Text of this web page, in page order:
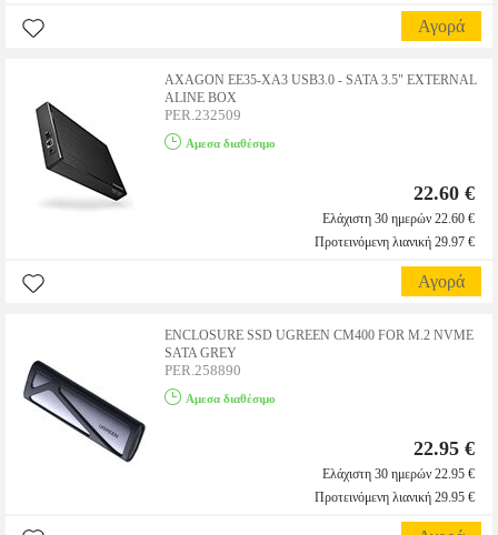
Αγορά
AXAGON ΕΕ35-ΧΑ3 USΒ3.0 - SΑΤΑ 3.5" ΕΧΤΕRΝΑL
ΑLΙΝΕ ΒΟΧ
PER.232509
Αμεσα διαθέσιμο
22.60 €
Ελάχιστη 30 ημερών 22.60 €
Προτεινόμενη λιανική 29.97 €
Αγορά
ENCLOSURE SSD UGREEN CM400 FOR M.2 NVME
SATA GREY
PER.258890
Αμεσα διαθέσιμο
22.95 €
Ελάχιστη 30 ημερών 22.95 €
Προτεινόμενη λιανική 29.95 €